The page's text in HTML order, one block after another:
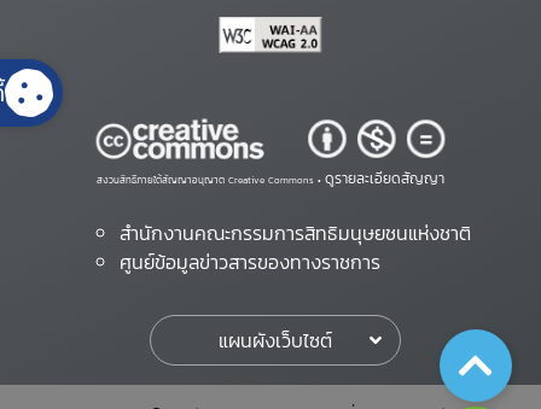
สงวนสิทธิ์ภายใต้สัญญาอนุญาต Creative Commons • ดูรายละเอียดสัญญา
สำนักงานคณะกรรมการสิทธิมนุษยชนแห่งชาติ
ศูนย์ข้อมูลข่าวสารของทางราชการ
แผนผังเว็บไซต์